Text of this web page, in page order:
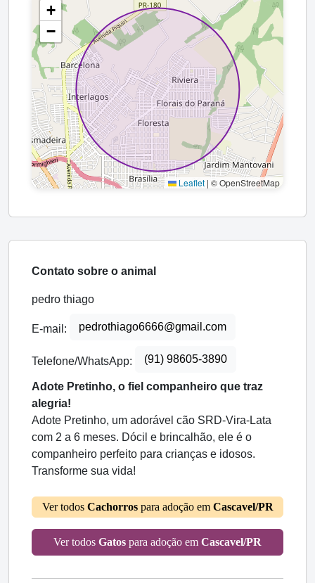
+
−
Leaflet | © OpenStreetMap
Contato sobre o animal
pedro thiago
E-mail: pedrothiago6666@gmail.com
Telefone/WhatsApp: (91) 98605-3890
Adote Pretinho, o fiel companheiro que traz
alegria!
Adote Pretinho, um adorável cão SRD-Vira-Lata
com 2 a 6 meses. Dócil e brincalhão, ele é o
companheiro perfeito para crianças e idosos.
Transforme sua vida!
Ver todos Cachorrospara adoção em Cascavel/PR
Ver todos Gatos para adoção em Cascavel/PR